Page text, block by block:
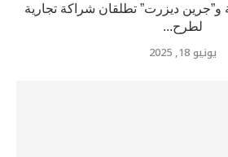
و”جرين ديزرت” تطلقان شراكة تجارية
لطرح...
يونيو 18, 2025